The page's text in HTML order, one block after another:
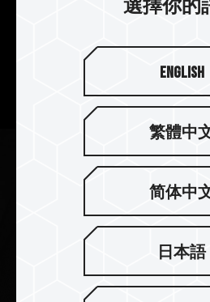
C222 精鋅碟採用流線人體工
選擇你的
English
繁體中
简体中
日本語